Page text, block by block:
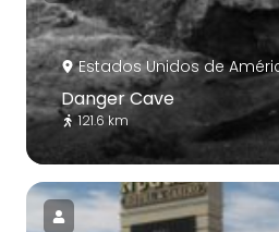
Estados Unidos de
Danger Cave
121.6 km